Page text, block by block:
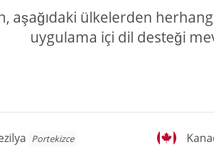
aşağıdaki ülkelerden
uygulama içi dil desteği
Portekizce